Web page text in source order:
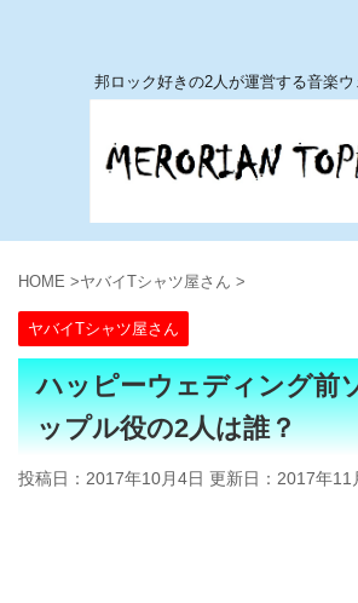
邦ロック好きの2人が運営する音楽
HOME >ヤバイTシャツ屋さん >
ヤバイTシャツ屋さん
ハッピーウェディング前
ップル役の2人は誰？
投稿日：2017年10月4日 更新日： 2017年11